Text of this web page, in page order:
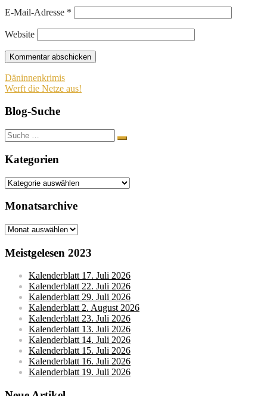
E-Mail-Adresse *
Website
Beitragsnavigation
Däninnenkrimis
Werft die Netze aus!
Blog-Suche
Suche
nach:
Kategorien
Kategorien
Monatsarchive
Monatsarchive
Meistgelesen 2023
Kalenderblatt 17. Juli 2026
Kalenderblatt 22. Juli 2026
Kalenderblatt 29. Juli 2026
Kalenderblatt 2. August 2026
Kalenderblatt 23. Juli 2026
Kalenderblatt 13. Juli 2026
Kalenderblatt 14. Juli 2026
Kalenderblatt 15. Juli 2026
Kalenderblatt 16. Juli 2026
Kalenderblatt 19. Juli 2026